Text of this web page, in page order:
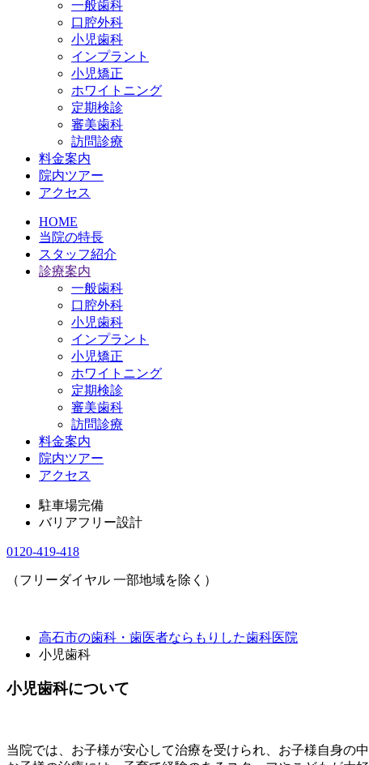
一般歯科
口腔外科
小児歯科
インプラント
小児矯正
ホワイトニング
定期検診
審美歯科
訪問診療
料金案内
院内ツアー
アクセス
HOME
当院の特長
スタッフ紹介
診療案内
一般歯科
口腔外科
小児歯科
インプラント
小児矯正
ホワイトニング
定期検診
審美歯科
訪問診療
料金案内
院内ツアー
アクセス
駐車場完備
バリアフリー設計
0120-419-418
（フリーダイヤル 一部地域を除く）
高石市の歯科・歯医者ならもりした歯科医院
小児歯科
小児歯科について
当院では、お子様が安心して治療を受けられ、お子様自身の